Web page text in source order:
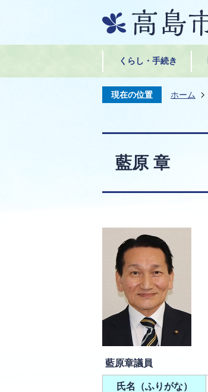
くらし・手続き
現在の位置 ホーム
藍原 章
藍原章議員
氏名（ふりがな）